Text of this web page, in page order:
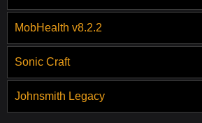
MobHealth v8.2.2
Sonic Craft
Johnsmith Legacy